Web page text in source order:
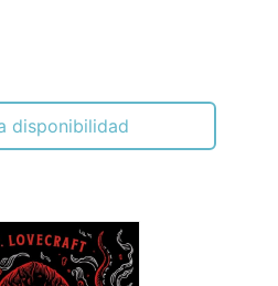
disponibilidad